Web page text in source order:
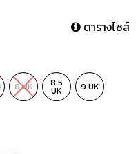
ตารางไซส์
8 UK 8.5
UK 9 UK